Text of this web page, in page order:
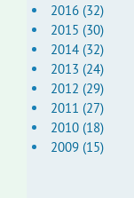
2016 (32)
2015 (30)
2014 (32)
2013 (24)
2012 (29)
2011 (27)
2010 (18)
2009 (15)